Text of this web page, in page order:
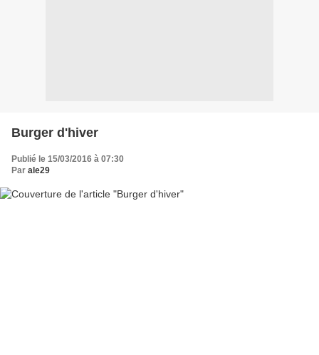
Burger d'hiver
Publié le 15/03/2016 à 07:30
Par ale29